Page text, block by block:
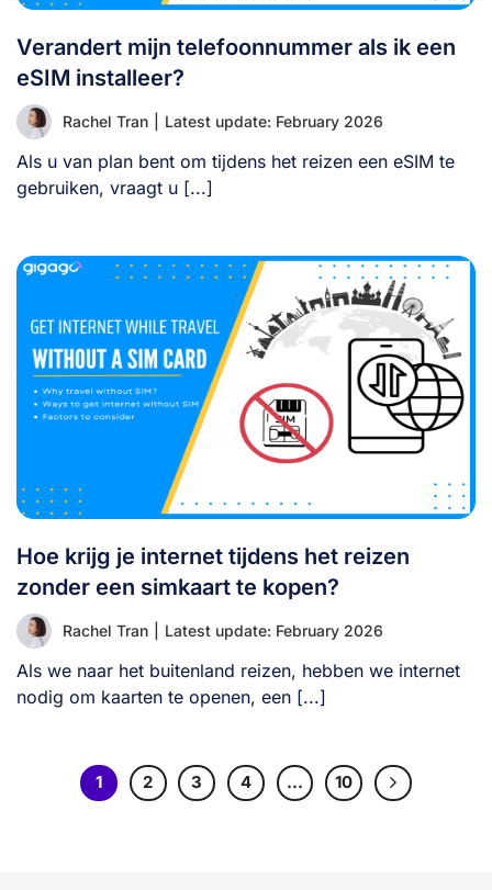
Verandert mijn telefoonnummer als ik een
eSIM installeer?
Rachel Tran Latest update: February 2026
Als u van plan bent om tijdens het reizen een eSIM te
gebruiken, vraagt u [...]
Hoe krijg je internet tijdens het reizen
zonder een simkaart te kopen?
Rachel Tran Latest update: February 2026
Als we naar het buitenland reizen, hebben we internet
nodig om kaarten te openen, een [...]
1 2 3 4 … 10